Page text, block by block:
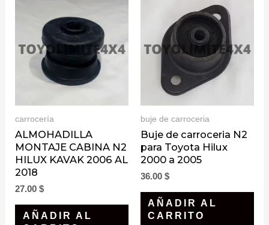
carrocería
ALMOHADILLA
MONTAJE CABINA N2
HILUX KAVAK 2006 AL
2018
27.00$
AÑADIR AL
buje de carroceria
Buje de carroceria N2
para Toyota Hilux
2000 a 2005
36.00 $
AÑADIR AL
CARRITO